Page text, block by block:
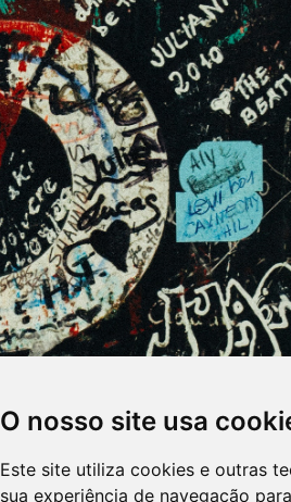
O nosso site usa
Este site utiliza cookies e outras
sua experiência de navegação